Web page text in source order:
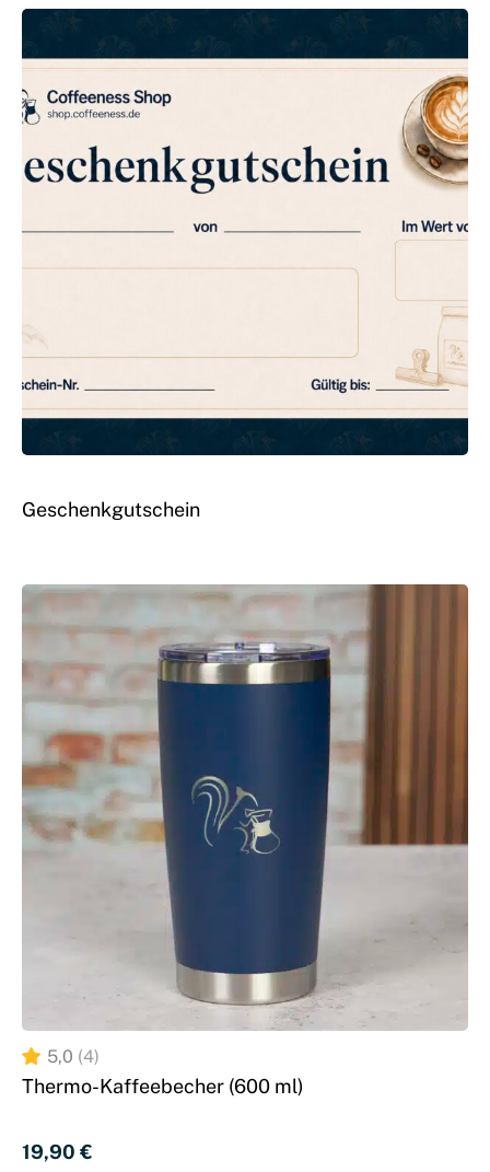
Geschenkgutschein
5,0 (4)
Thermo-Kaffeebecher (600 ml)
19,90 €